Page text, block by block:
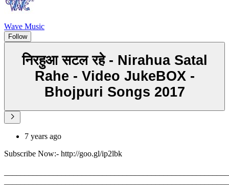
Wave Music
Follow
निरहुआ सटल रहे - Nirahua Satal
Rahe - Video JukeBOX -
Bhojpuri Songs 2017
7 years ago
Subscribe Now:- http://goo.gl/ip2lbk